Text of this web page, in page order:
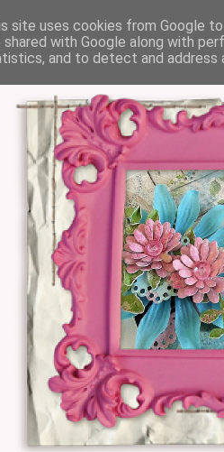
site uses cookies from Google
shared with Google along with
and to detect and address